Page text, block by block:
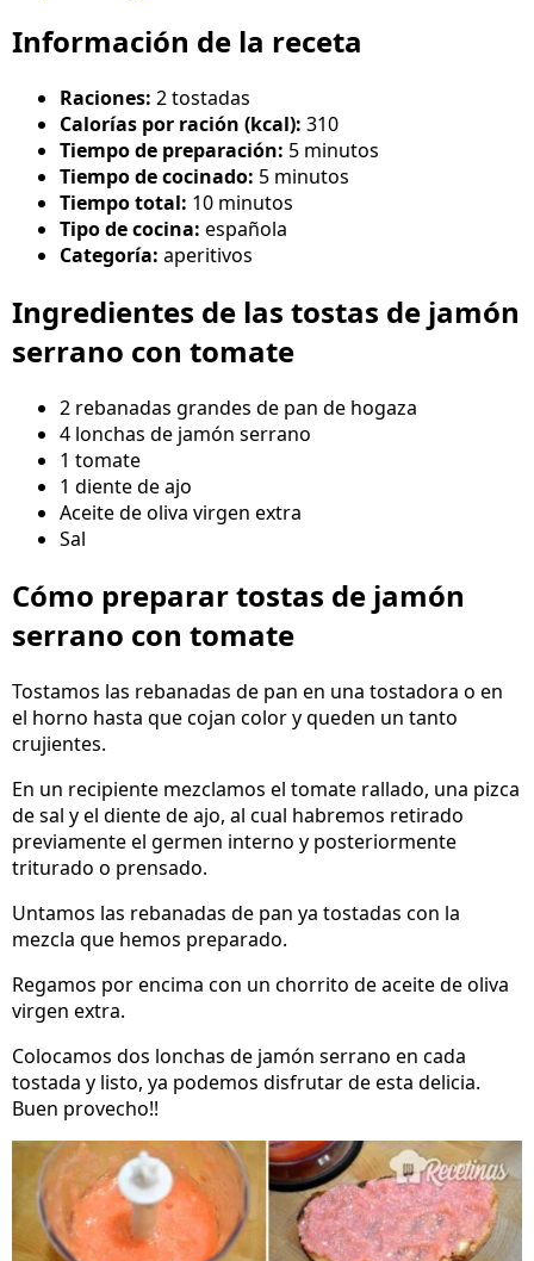
Información de la receta
Raciones: 2 tostadas
Calorías por ración (kcal): 310
Tiempo de preparación: 5 minutos
Tiempo de cocinado: 5 minutos
Tiempo total: 10 minutos
Tipo de cocina: española
Categoría: aperitivos
Ingredientes de las tostas de jamón
serrano con tomate
2 rebanadas grandes de pan de hogaza
4 lonchas de jamón serrano
1 tomate
1 diente de ajo
Aceite de oliva virgen extra
Sal
Cómo preparar tostas de jamón
serrano con tomate
Tostamos las rebanadas de pan en una tostadora o en
el horno hasta que cojan color y queden un tanto
crujientes.
En un recipiente mezclamos el tomate rallado, una pizca
de sal y el diente de ajo, al cual habremos retirado
previamente el germen interno y posteriormente
triturado o prensado.
Untamos las rebanadas de pan ya tostadas con la
mezcla que hemos preparado.
Regamos por encima con un chorrito de aceite de oliva
virgen extra.
Colocamos dos lonchas de jamón serrano en cada
tostada y listo, ya podemos disfrutar de esta delicia.
Buen provecho!!